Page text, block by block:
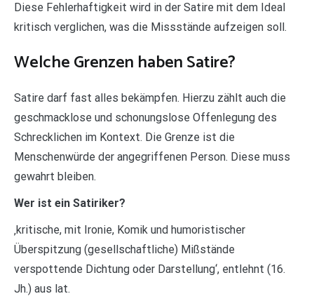
Diese Fehlerhaftigkeit wird in der Satire mit dem Ideal
kritisch verglichen, was die Missstände aufzeigen soll.
Welche Grenzen haben Satire?
Satire darf fast alles bekämpfen. Hierzu zählt auch die
geschmacklose und schonungslose Offenlegung des
Schrecklichen im Kontext. Die Grenze ist die
Menschenwürde der angegriffenen Person. Diese muss
gewahrt bleiben.
Wer ist ein Satiriker?
‚kritische, mit Ironie, Komik und humoristischer
Überspitzung (gesellschaftliche) Mißstände
verspottende Dichtung oder Darstellung‘, entlehnt (16.
Jh.) aus lat.